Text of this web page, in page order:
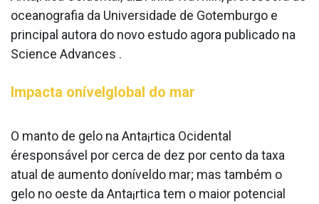
oceanografia da Universidade de Gotemburgo e
principal autora do novo estudo agora publicado na
Science Advances .
Impacta onívelglobal do mar
O manto de gelo na Anta¡rtica Ocidental
éresponsável por cerca de dez por cento da taxa
atual de aumento doníveldo mar; mas também o
gelo no oeste da Anta¡rtica tem o maior potencial